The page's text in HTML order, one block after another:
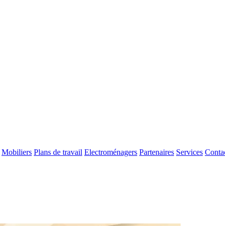
Mobiliers Plans de travail Electroménagers Partenaires Services